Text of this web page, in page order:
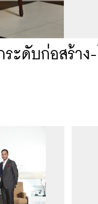
ะดับก่อสร้าง-